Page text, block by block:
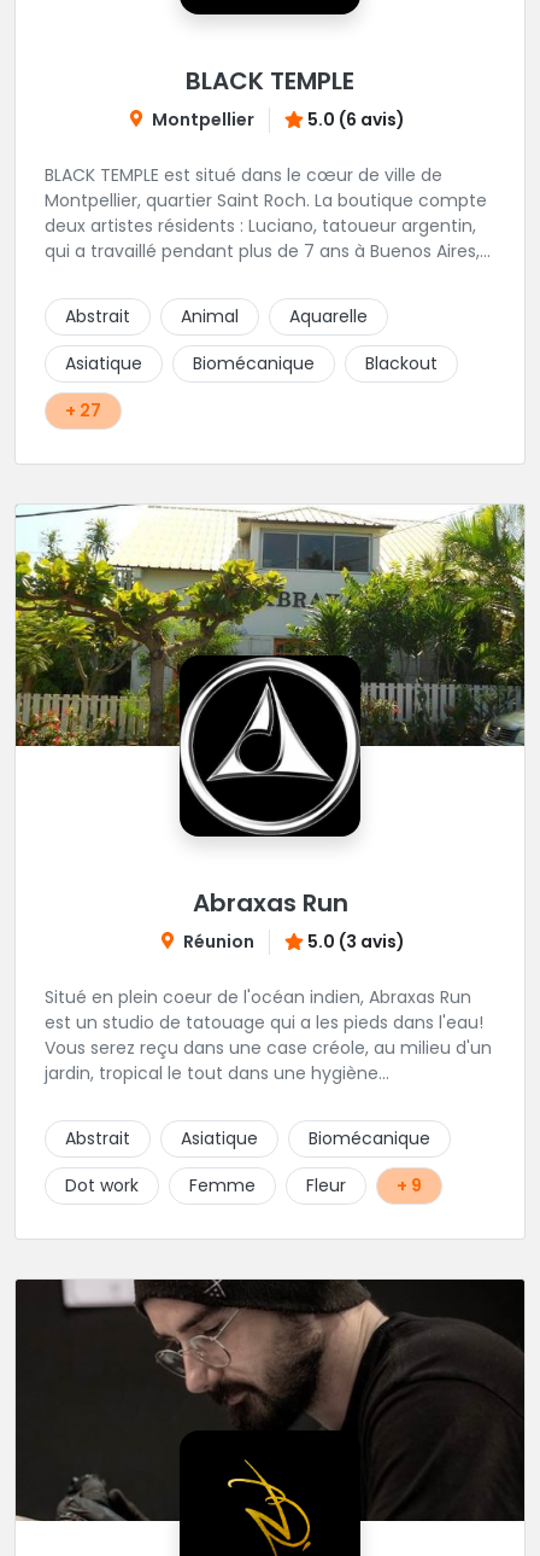
BLACK TEMPLE
Montpellier 5.0 (6 avis)
BLACK TEMPLE est situé dans le cœur de ville de
Montpellier, quartier Saint Roch. La boutique compte
deux artistes résidents : Luciano, tatoueur argentin,
qui a travaillé pendant plus de 7 ans à Buenos Aires,
qui a travaillé dans plusieurs boutiques de la ville
avant de rejoindre notre équipe. La boutique
accueille plusieurs artistes tatoueurs en tant que
guests tout au long de l'année afin de proposer
d'autres styles.
Abstrait Animal
Aquarelle
Asiatique
Biomécanique
Blackout
+ 27
Abraxas Run
Réunion 5.0 (3 avis)
Situé en plein coeur de l'océan indien, Abraxas Run
est un studio de tatouage qui a les pieds dans l'eau!
Vous serez reçu dans une case créole, au milieu d'un
jardin, tropical le tout dans une hygiène
choix de bijoux et uniquement dans des matières
biocompatibles! Vous le trouverez à Saint-Gilles les
Bains...les doigts de pieds en éventail...
Abstrait Asiatique
Biomécanique
Dot work
Femme Fleur + 9